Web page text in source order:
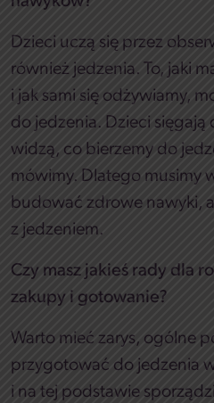
Dzieci uczą się przez
również jedzenia. To, jaki
i jak sami się odżywiamy,
do jedzenia. Dzieci sięgają
widzą, co bierzemy do
mówimy. Dlatego musimy
budować zdrowe nawyki,
z jedzeniem.
Czy masz jakieś rady dla
zakupy i gotowanie?
Warto mieć zarys, ogólne
przygotować do jedzenia
i na tej podstawie